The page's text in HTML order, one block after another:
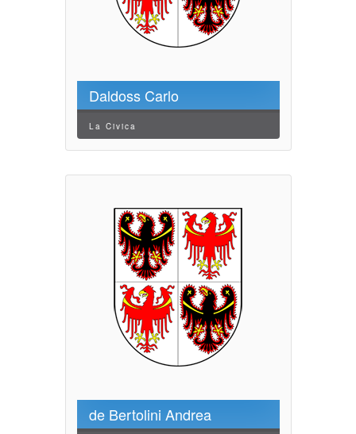
Daldoss Carlo
La Civica
de Bertolini Andrea